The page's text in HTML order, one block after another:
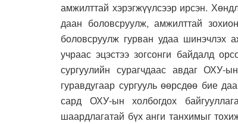
амжилттай хэрэгжүүлсээр ирсэн.
даан боловсруулж, амжилттай
боловсруулж гурван удаа шинэчлэх
учраас эцэстээ зогсонги байдалд
сургуулийн сурагчдаас авдаг
гуравдугаар сургууль өөрсдөө бие
сард ОХУ-ын холбогдох
шаардлагатай бүх анги танхимыг